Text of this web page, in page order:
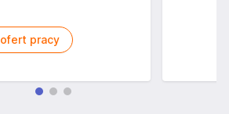
ofert pracy